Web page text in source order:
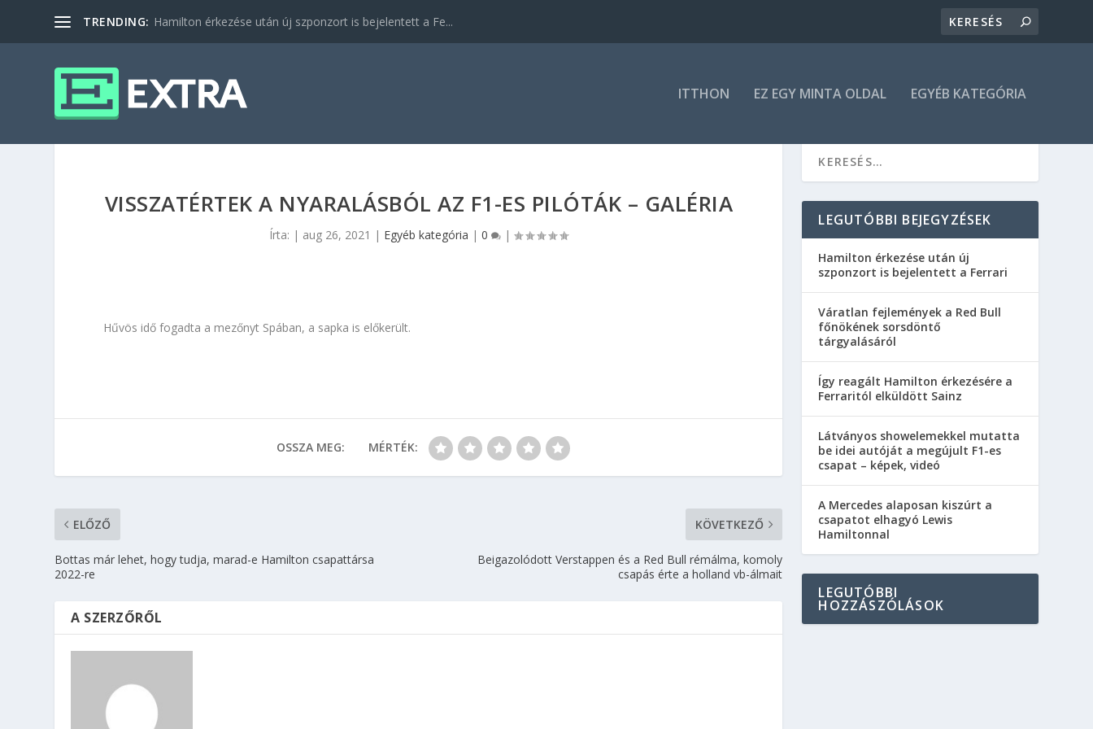
TRENDING: Hamilton érkezése után új szponzort is bejelentett a Fe...
ITTHON EZ EGY MINTA OLDAL EGYÉB KATEGÓRIA
VISSZATÉRTEK A NYARALÁSBÓL AZ F1-ES PILÓTÁK – GALÉRIA
Írta: | aug 26, 2021 | Egyéb kategória |0 |
Hűvös idő fogadta a mezőnyt Spában, a sapka is előkerült.
OSSZA MEG: MÉRTÉK:
ELŐZŐ
Bottas már lehet, hogy tudja, marad-e Hamilton csapattársa
2022-re
KÖVETKEZŐ
Beigazolódott Verstappen és a Red Bull rémálma, komoly
csapás érte a holland vb-álmait
A SZERZŐRŐL
LEGUTÓBBI BEJEGYZÉSEK
Hamilton érkezése után új
szponzort is bejelentett a Ferrari
Váratlan fejlemények a Red Bull
főnökének sorsdöntő
tárgyalásáról
Így reagált Hamilton érkezésére a
Ferraritól elküldött Sainz
Látványos showelemekkel mutatta
be idei autóját a megújult F1-es
csapat – képek, videó
A Mercedes alaposan kiszúrt a
csapatot elhagyó Lewis
Hamiltonnal
LEGUTÓBBI
HOZZÁSZÓLÁSOK